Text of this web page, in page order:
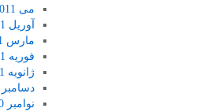
می 2011
آوریل 2011
مارس 2011
فوریه 2011
ژانویه 2011
دسامبر 2010
نوامبر 2010